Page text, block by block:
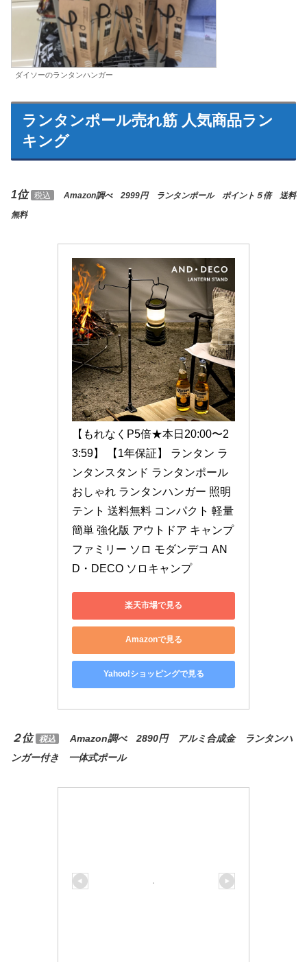
ダイソーのランタンハンガー
ランタンポール売れ筋 人気商品ラン
キング
1位 税込
Amazon調べ 2999円 ランタンポール ポイント５倍 送料
無料
【もれなくP5倍★本日20:00〜2
3:59】 【1年保証】 ランタン ラ
ンタンスタンド ランタンポール
おしゃれ ランタンハンガー 照明
テント 送料無料 コンパクト 軽量
簡単 強化版 アウトドア キャンプ
ファミリー ソロ モダンデコ AN
D・DECO ソロキャンプ
楽天市場で見る
Amazonで見る
Yahoo!ショッピングで見る
２位 税込
Amazon調べ 2890円 アルミ合成金 ランタンハ
ンガー付き 一体式ポール